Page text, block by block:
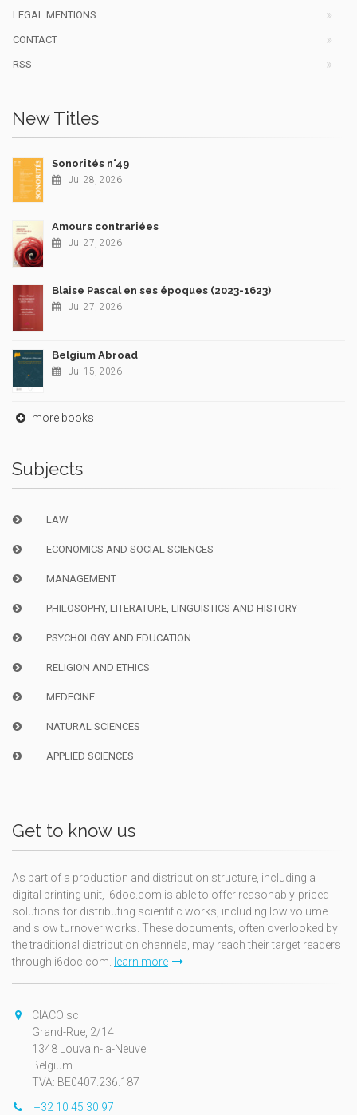
LEGAL MENTIONS
CONTACT
RSS
New Titles
Sonorités n°49
Jul 28, 2026
Amours contrariées
Jul 27, 2026
Blaise Pascal en ses époques (2023-1623)
Jul 27, 2026
Belgium Abroad
Jul 15, 2026
more books
Subjects
LAW
ECONOMICS AND SOCIAL SCIENCES
MANAGEMENT
PHILOSOPHY, LITERATURE, LINGUISTICS AND HISTORY
PSYCHOLOGY AND EDUCATION
RELIGION AND ETHICS
MEDECINE
NATURAL SCIENCES
APPLIED SCIENCES
Get to know us
As part of a production and distribution structure, including a
digital printing unit, i6doc.com is able to offer reasonably-priced
solutions for distributing scientific works, including low volume
and slow turnover works. These documents, often overlooked by
the traditional distribution channels, may reach their target readers
through i6doc.com.
learn more
CIACO sc
Grand-Rue, 2/14
1348 Louvain-la-Neuve
Belgium
TVA: BE0407.236.187
+32 10 45 30 97